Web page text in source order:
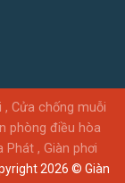
, Cửa chống muỗi
phòng điều hòa
Phát , Giàn phơi
2026 © Giàn